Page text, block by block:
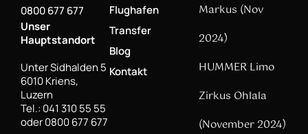
0800 677 677
Unser
Hauptstandort
Unter Sidhalden 5
6010 Kriens,
Luzern
Tel.: 041 310 55 55
oder 0800 677 677
Flughafen
Transfer
Blog
Kontakt
Markus (Nov
2024)
HUMMER Limo
Zirkus Ohlala
(November 2024)